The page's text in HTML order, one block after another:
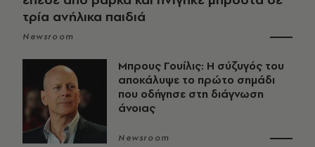
τρία ανήλικα παιδιά
Newsroom
Μπρους Γουίλις: Η σύζυγός του
αποκάλυψε το πρώτο σημάδι
που οδήγησε στη διάγνωση
άνοιας
Newsroom